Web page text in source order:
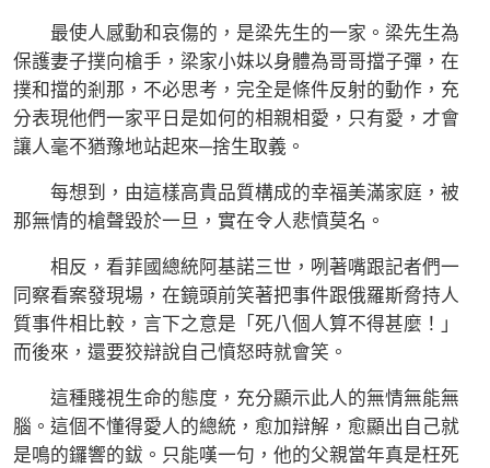
最使人感動和哀傷的，是梁先生的一家。梁先生為
保護妻子撲向槍手，梁家小妹以身體為哥哥擋子彈，在
撲和擋的剎那，不必思考，完全是條件反射的動作，充
分表現他們一家平日是如何的相親相愛，只有愛，才會
讓人毫不猶豫地站起來─捨生取義。
每想到，由這樣高貴品質構成的幸福美滿家庭，被
那無情的槍聲毀於一旦，實在令人悲憤莫名。
相反，看菲國總統阿基諾三世，咧著嘴跟記者們一
同察看案發現場，在鏡頭前笑著把事件跟俄羅斯脅持人
質事件相比較，言下之意是「死八個人算不得甚麼！」
而後來，還要狡辯說自己憤怒時就會笑。
這種賤視生命的態度，充分顯示此人的無情無能無
腦。這個不懂得愛人的總統，愈加辯解，愈顯出自己就
是鳴的鑼響的鈸。只能嘆一句，他的父親當年真是枉死